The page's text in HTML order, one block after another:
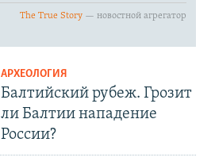
АРХЕОЛОГИЯ
Балтийский рубеж. Грозит
ли Балтии нападение
России?